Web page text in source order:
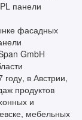
панели
фасадных
GmbH
году, в Австрии,
продуктов
и
мебельных